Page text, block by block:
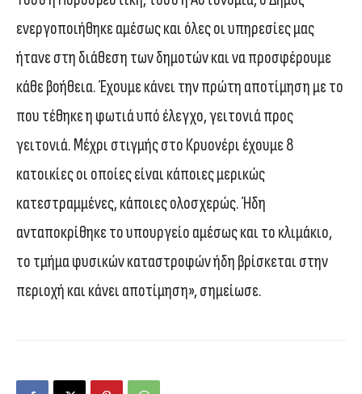
ενεργοποιήθηκε αμέσως και όλες οι υπηρεσίες μας
ήτανε στη διάθεση των δημοτών και να προσφέρουμε
κάθε βοήθεια. Έχουμε κάνει την πρώτη αποτίμηση με το
που τέθηκε η φωτιά υπό έλεγχο, γειτονιά προς
γειτονιά. Μέχρι στιγμής στο Κρυονέρι έχουμε 8
κατοικίες οι οποίες είναι κάποιες μερικώς
κατεστραμμένες, κάποιες ολοσχερώς. Ήδη
ανταποκρίθηκε το υπουργείο αμέσως και το κλιμάκιο,
το τμήμα φυσικών καταστροφών ήδη βρίσκεται στην
περιοχή και κάνει αποτίμηση», σημείωσε.